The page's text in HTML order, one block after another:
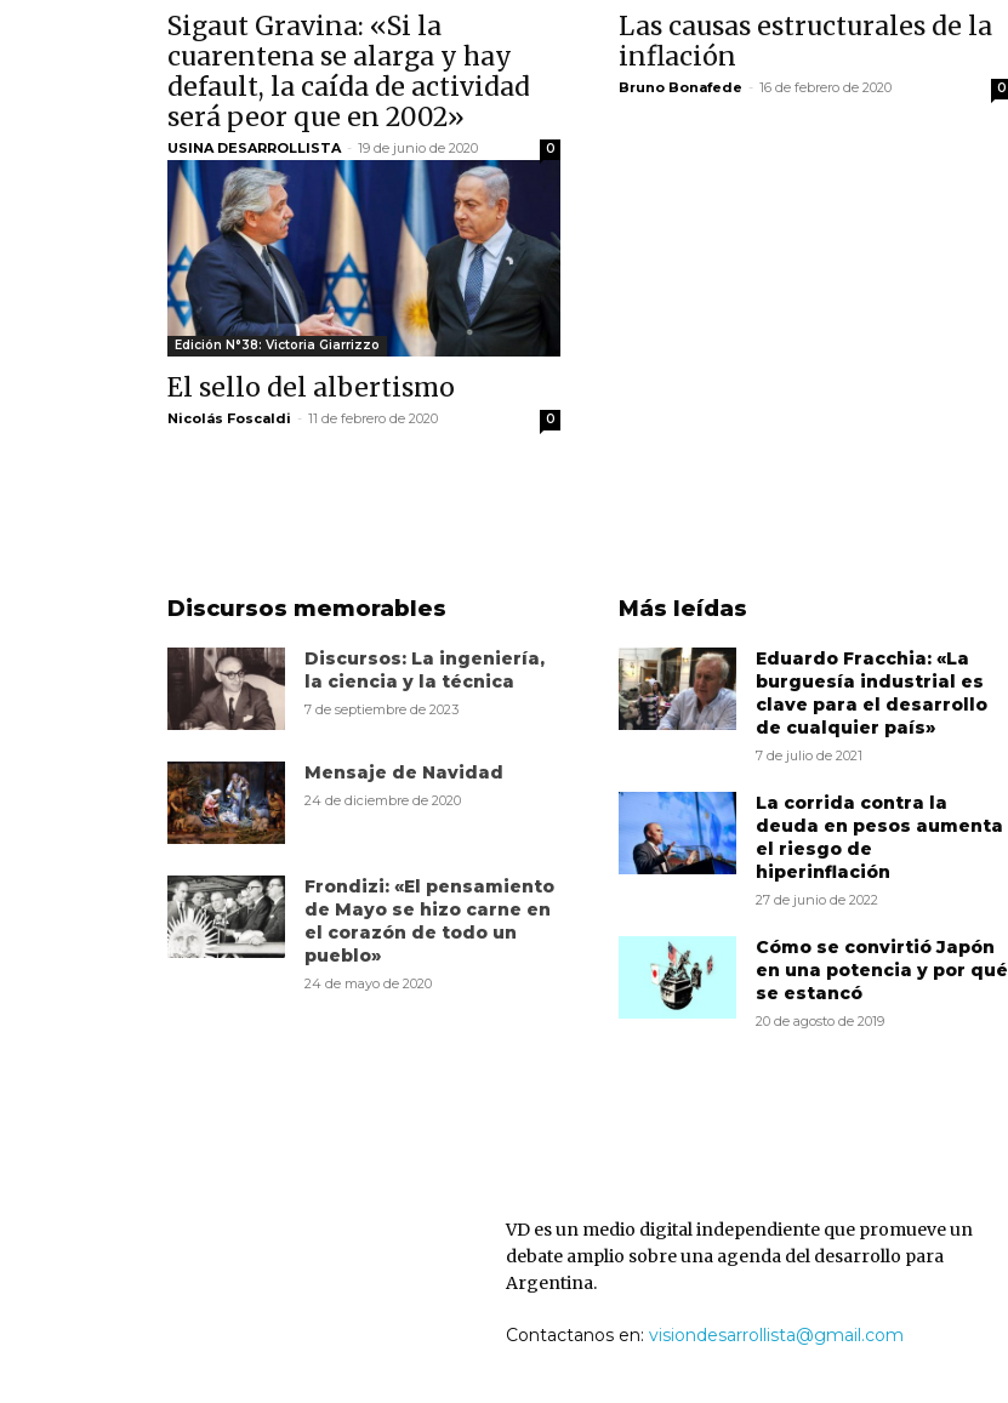
Sigaut Gravina: «Si la
cuarentena se alarga y hay
default, la caída de actividad
será peor que en 2002»
USINA DESARROLLISTA - 19 de junio de 2020 0
Las causas estructurales de la
inflación
Bruno Bonafede - 16 de febrero de 2020 0
Edición N°38: Victoria Giarrizzo
El sello del albertismo
Nicolás Foscaldi - 11 de febrero de 2020 0
Discursos memorables
Discursos: La ingeniería,
la ciencia y la técnica
7 de septiembre de 2023
Mensaje de Navidad
24 de diciembre de 2020
Frondizi: «El pensamiento
de Mayo se hizo carne en
el corazón de todo un
pueblo»
24 de mayo de 2020
Más leídas
Eduardo Fracchia: «La
burguesía industrial es
clave para el desarrollo
de cualquier país»
7 de julio de 2021
La corrida contra la
deuda en pesos aumenta
el riesgo de
hiperinflación
27 de junio de 2022
Cómo se convirtió Japón
en una potencia y por qué
se estancó
20 de agosto de 2019
VD es un medio digital independiente que promueve un
debate amplio sobre una agenda del desarrollo para
Argentina.
Contactanos en: visiondesarrollista@gmail.com